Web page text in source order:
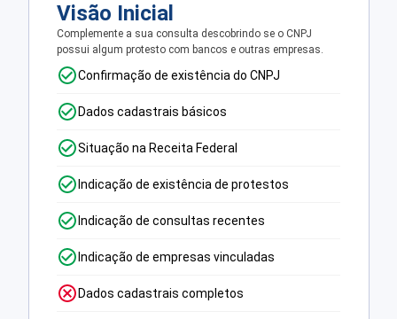
Visão Inicial
Complemente a sua consulta descobrindo se o CNPJ
possui algum protesto com bancos e outras empresas.
Confirmação de existência do CNPJ
Dados cadastrais básicos
Situação na Receita Federal
Indicação de existência de protestos
Indicação de consultas recentes
Indicação de empresas vinculadas
Dados cadastrais completos